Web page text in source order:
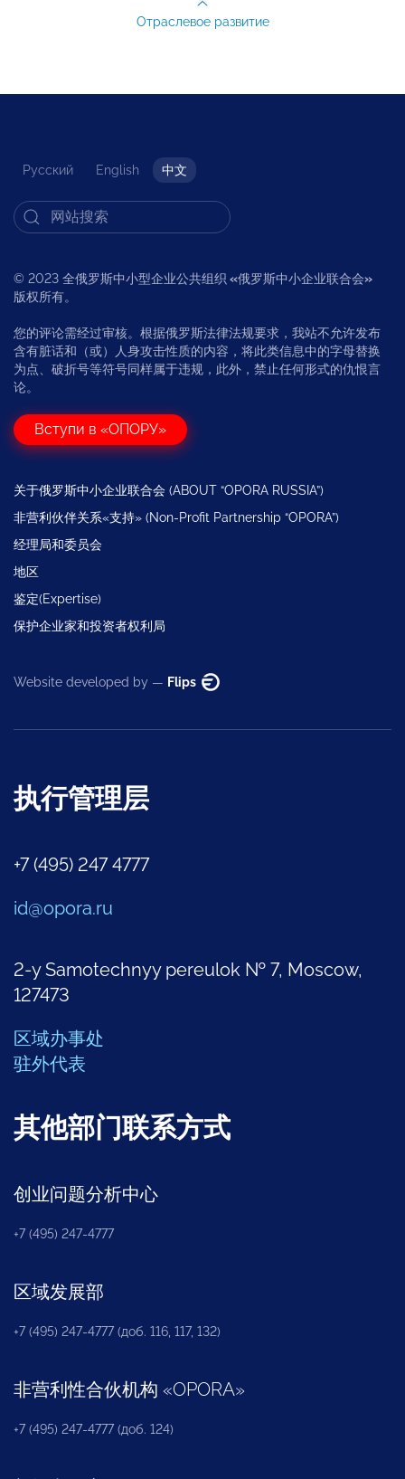
Отраслевое развитие
Русский English 中文
© 2023 全俄罗斯中小型企业公共组织 «俄罗斯中小企业联合会»
版权所有。
您的评论需经过审核。根据俄罗斯法律法规要求，我站不允许发布
含有脏话和（或）人身攻击性质的内容，将此类信息中的字母替换
为点、破折号等符号同样属于违规，此外，禁止任何形式的仇恨言
论。
Вступи в «ОПОРУ»
关于俄罗斯中小企业联合会 (ABOUT “OPORA RUSSIA”)
非营利伙伴关系«支持» (Non-Profit Partnership “OPORA”)
经理局和委员会
地区
鉴定(Expertise)
保护企业家和投资者权利局
Website developed by — Flips
执行管理层
+7 (495) 247 4777
id@opora.ru
2-y Samotechnyy pereulok № 7, Moscow,
127473
区域办事处
驻外代表
其他部门联系方式
创业问题分析中心
+7 (495) 247-4777
区域发展部
+7 (495) 247-4777 (доб. 116, 117, 132)
非营利性合伙机构 «OPORA»
+7 (495) 247-4777 (доб. 124)